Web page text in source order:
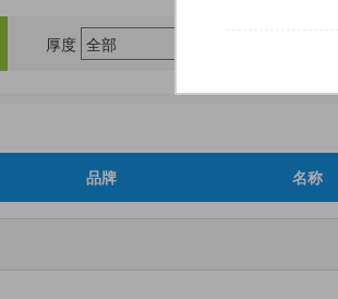
三威
建瓯福人
厚度
品牌 名称